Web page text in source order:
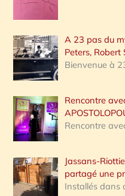
A 23 pas du
Peters, Robert
Bienvenue à
Rencontre
Rencontre
Jassans-
partagé une
Installés dans